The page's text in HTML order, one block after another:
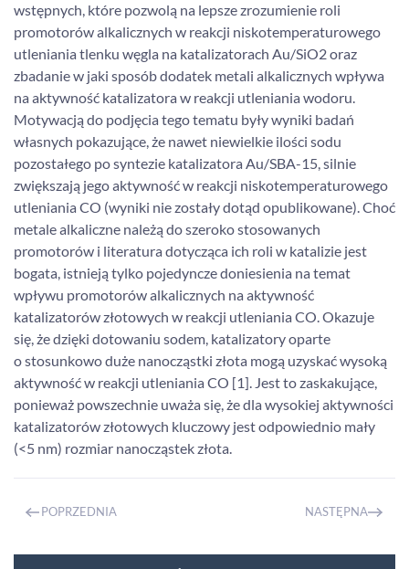
wstępnych, które pozwolą na lepsze zrozumienie roli
promotorów alkalicznych w reakcji niskotemperaturowego
utleniania tlenku węgla na katalizatorach Au/SiO2 oraz
zbadanie w jaki sposób dodatek metali alkalicznych wpływa
na aktywność katalizatora w reakcji utleniania wodoru.
Motywacją do podjęcia tego tematu były wyniki badań
własnych pokazujące, że nawet niewielkie ilości sodu
pozostałego po syntezie katalizatora Au/SBA-15, silnie
zwiększają jego aktywność w reakcji niskotemperaturowego
utleniania CO (wyniki nie zostały dotąd opublikowane). Choć
metale alkaliczne należą do szeroko stosowanych
promotorów i literatura dotycząca ich roli w katalizie jest
bogata, istnieją tylko pojedyncze doniesienia na temat
wpływu promotorów alkalicznych na aktywność
katalizatorów złotowych w reakcji utleniania CO. Okazuje
się, że dzięki dotowaniu sodem, katalizatory oparte
o stosunkowo duże nanocząstki złota mogą uzyskać wysoką
aktywność w reakcji utleniania CO [1]. Jest to zaskakujące,
ponieważ powszechnie uważa się, że dla wysokiej aktywności
katalizatorów złotowych kluczowy jest odpowiednio mały
(<5 nm) rozmiar nanocząstek złota.
POPRZEDNIA NASTĘPNA